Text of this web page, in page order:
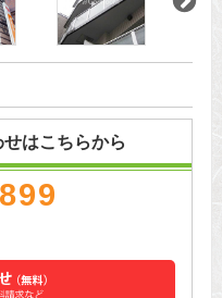
はこちらから